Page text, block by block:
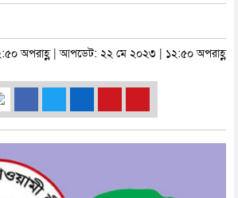
অপরাহ্ণ | আপডেট: ২২ মে ২০২৩ | ১২:৫০ অপরাহ্ণ